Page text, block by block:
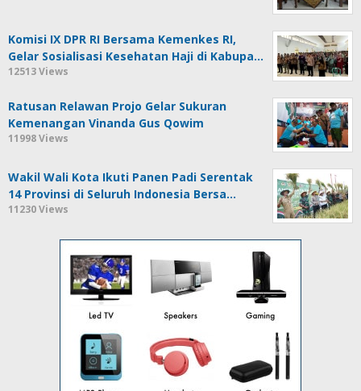
Komisi IX DPR RI Bersama Kemenkes RI,
Gelar Sosialisasi Kesehatan Haji di Kabupa…
12513 Views
Ratusan Relawan Projo Gelar Sukuran
Kemenangan Vinanda Gus Qowim
11998 Views
Wakil Wali Kota Ikuti Panen Padi Serentak
14 Provinsi di Seluruh Indonesia Bersa…
11230 Views